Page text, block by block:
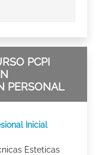
PCPI
PERSONAL
Inicial
Esteticas